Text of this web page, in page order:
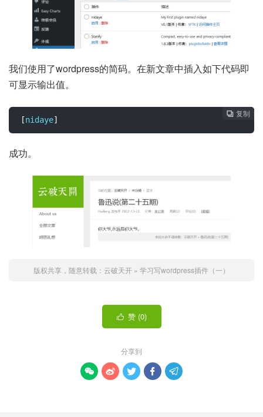
我们使用了wordpress的简码。在新文章中插入如下代码即
可显示输出值。
 复制
 复制
 复制
 复制
 复制
 复制
[nidaye]
成功。
版权共享，随意转载： 云破天开 » 学习写wordpress插件（一）
 赞 (0)
分享到
    